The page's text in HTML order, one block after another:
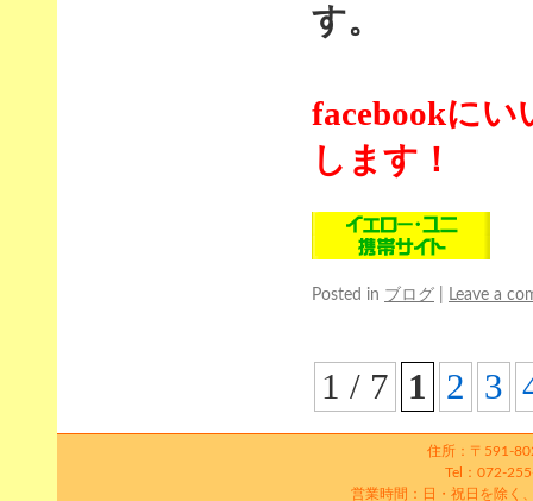
す。
facebookに
します！
Posted in ブログ Leave a
1 / 7 1 2 3
住所：〒591-
Tel：072-
営業時間：日・祝日を除く